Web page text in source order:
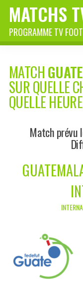
MATCHS
PROGRAMME TV FOOT
MATCH
SUR QUELLE
QUELLE
Match prévu